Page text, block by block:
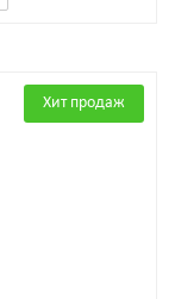
Хит продаж